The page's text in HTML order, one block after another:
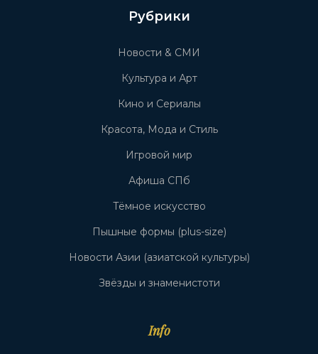
Рубрики
Новости & СМИ
Культура и Арт
Кино и Сериалы
Красота, Мода и Стиль
Игровой мир
Афиша СПб
Тёмное искусство
Пышные формы (plus-size)
Новости Азии (азиатской культуры)
Звёзды и знаменистоти
Info